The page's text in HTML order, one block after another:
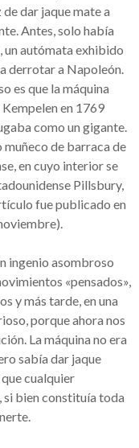
dar jaque mate a
Antes, solo había
un autómata exhibido
derrotar a Napoleón.
es que la máquina
en 1769
como un gigante.
de barraca de
en cuyo interior se
Pillsbury,
fue publicado en
ingenio asombroso
«pensados»,
y más tarde, en una
porque ahora nos
La máquina no era
sabía dar jaque
cualquier
si bien constituía toda